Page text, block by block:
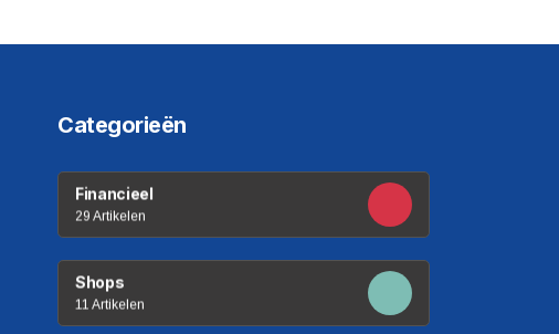
Categorieën
Financieel
29 Artikelen
Shops
11 Artikelen